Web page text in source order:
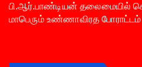
பி.ஆர்.பாண்டியன் தலைமையில்
மாபெரும் உண்ணாவிரத போராட்டம்